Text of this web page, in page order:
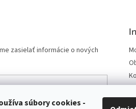
súbory cookies -
zasielať informácie o nových
ochrany osobných